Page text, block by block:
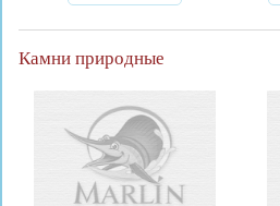
Камни природные